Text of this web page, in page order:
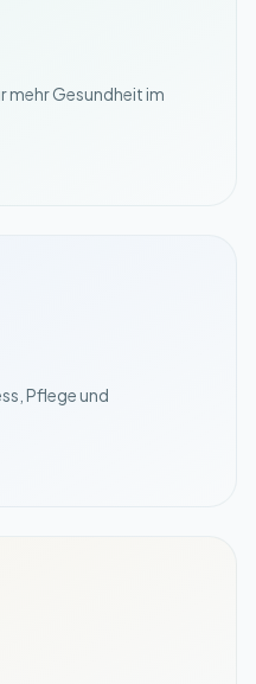
mehr Gesundheit im
Pflege und